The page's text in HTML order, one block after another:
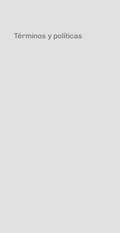
Términos y políticas